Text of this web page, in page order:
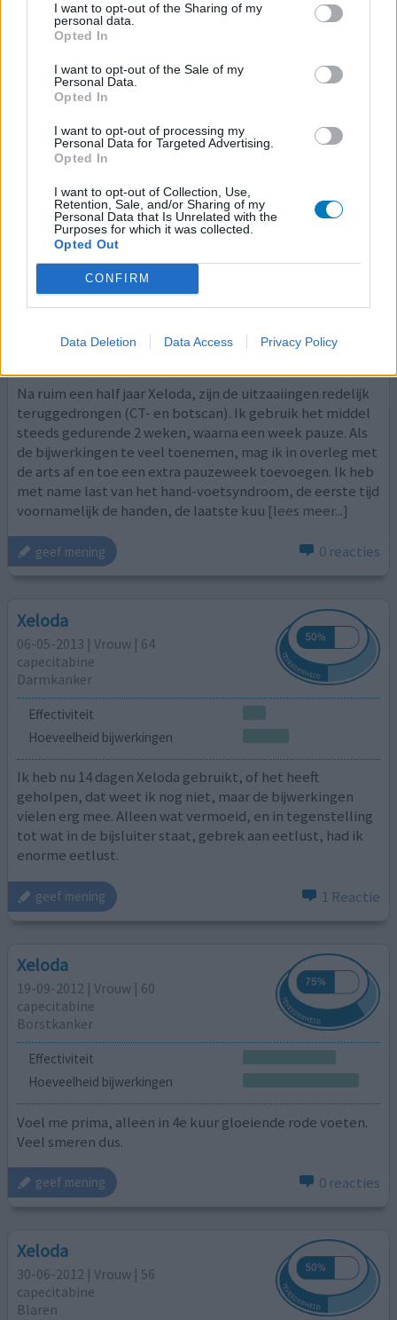
I want to opt-out of the Sharing of my
personal data.
Opted In
I want to opt-out of the Sale of my
Personal Data.
Opted In
I want to opt-out of processing my
Personal Data for Targeted Advertising.
Opted In
I want to opt-out of Collection, Use,
Retention, Sale, and/or Sharing of my
Personal Data that Is Unrelated with the
Purposes for which it was collected.
Opted Out
CONFIRM
Data Deletion Data Access Privacy Policy
voeten. Heb moeten stoppen van het ziekenhuis. Of het
werkt weet ik nog niet. Denk het wel. Voor Xeloda
continue misselijk (lever vol met mets). Nu niet meer
misselijk. Maar dus wel pijn in voeten, zweer op lip en
moe moe moe. Heb goede dagen (8 uur uit bed) en
slechte dagen als vandaag waarop ik maar 3 duur uit
[lees meer...]
geef mening
Xeloda
27-08-2013 | Vrouw | 64
capecitabine
Borstkanker
Hoeveelheid bijwerkingen
Na ruim een half jaar Xeloda, zijn de uitzaaiingen redelijk
teruggedrongen (CT- en botscan). Ik gebruik het middel
steeds gedurende 2 weken, waarna een week pauze. Als
de bijwerkingen te veel toenemen, mag ik in overleg met
de arts af en toe een extra pauzeweek toevoegen. Ik heb
met name last van het hand-voetsyndroom, de eerste tijd
voornamelijk de handen, de laatste kuu [lees meer...]
geef mening 0 reacties
Xeloda
06-05-2013 | Vrouw | 64
capecitabine
Darmkanker
Effectiviteit
Hoeveelheid bijwerkingen
Ik heb nu 14 dagen Xeloda gebruikt, of het heeft
geholpen, dat weet ik nog niet, maar de bijwerkingen
vielen erg mee. Alleen wat vermoeid, en in tegenstelling
tot wat in de bijsluiter staat, gebrek aan eetlust, had ik
enorme eetlust.
geef mening 1 Reactie
Xeloda
19-09-2012 | Vrouw | 60
capecitabine
Borstkanker
Effectiviteit
Hoeveelheid bijwerkingen
Voel me prima, alleen in 4e kuur gloeiende rode voeten.
Veel smeren dus.
geef mening 0 reacties
Xeloda
30-06-2012 | Vrouw | 56
capecitabine
Blaren